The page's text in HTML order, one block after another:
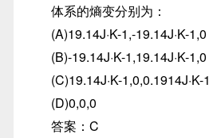
体系的熵变分别为：
(A)19.14J·K-1,-19.14J·K-1,0
(B)-19.14J·K-1,19.14J·K-1,0
(C)19.14J·K-1,0,0.1914J·K-1
(D)0,0,0
答案：C